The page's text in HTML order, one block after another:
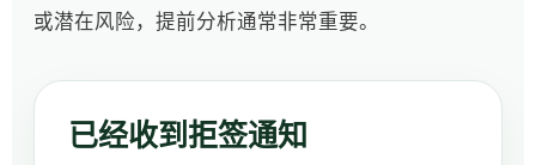
或潜在风险，提前分析通常非常重要。
已经收到拒签通知